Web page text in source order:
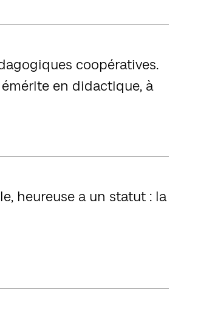
coopératives.
émérite en didactique, à
heureuse a un statut : la